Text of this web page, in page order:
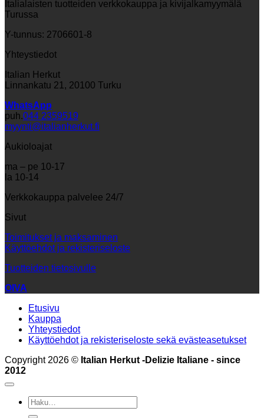
Italialaisten tuotteiden verkkokauppa ja kivijalkamyymälä
Turussa
Y-tunnus: 2706601-8
Yhteystiedot
Italian Herkut
Linnankatu 21, 20100 Turku
WhatsApp
puh.044 2359519
myynti@italianherkut.fi
Aukioloajat
ma – pe 10-17
la 10-14
Verkkokauppa palvelee 24/7
Sivut
Toimitukset ja maksaminen
Käyttöehdot ja rekisteriseloste
Tuotteiden tietosivulle
OIVA
Etusivu
Kauppa
Yhteystiedot
Käyttöehdot ja rekisteriseloste sekä evästeasetukset
Copyright 2026 © Italian Herkut -Delizie Italiane - since
2012
Etsi: